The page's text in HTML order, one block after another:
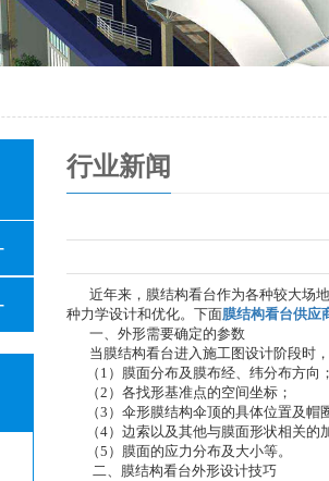
行业新闻
近年来，膜结构看台作为各种较大场地
种力学设计和优化。下面膜结构看台供应
一、外形需要确定的参数
当膜结构看台进入施工图设计阶段时，
（1）膜面分布及膜布经、纬分布方向；
（2）各找形基准点的空间坐标；
（3）伞形膜结构伞顶的具体位置及帽
（4）边索以及其他与膜面形状相关的
（5）膜面的应力分布及大小等。
二、膜结构看台外形设计技巧